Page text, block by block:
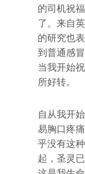
的司机祝
了。来自
的研究也
到普通感
当我开始
所好转。
自从我开
易胸口疼
乎没有这
起，圣灵